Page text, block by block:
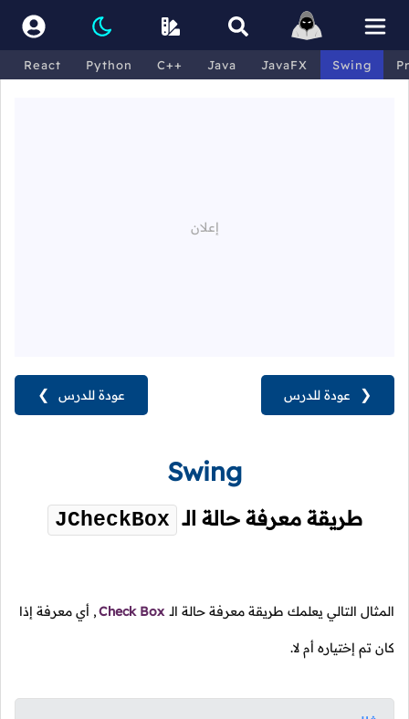
React Python C++ Java JavaFX Swing
عودة للدرس ❯ ❮ عودة للدرس
Swing
طريقة معرفة حالة الـ JCheckBox
المثال التالي يعلمك طريقة معرفة حالة الـ Check Box, أي معرفة إذا
كان تم إختياره أم لا.